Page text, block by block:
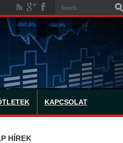
KAPCSOLAT
HÍREK